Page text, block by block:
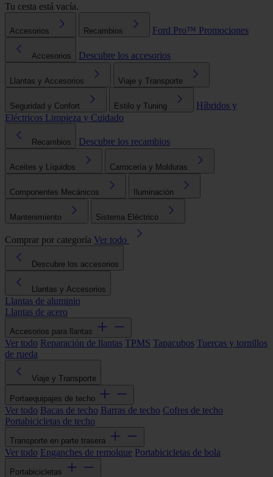
Tu cesta está vacía.
Accesorios Recambios Ford Pro™ Promociones
Accesorios Descubre los accesorios
Llantas y Accesorios Viaje y Transporte
Seguridad y Confort Estilo y Tuning
Híbridos y
Eléctricos Limpieza y Cuidado
Recambios Descubre los recambios
Aceites y Líquidos Carrocería y Molduras
Componentes Mecánicos Iluminación
Mantenimiento Sistema Eléctrico
Comprar por categoría Ver todo
Descubre los accesorios
Llantas y Accesorios
Llantas de aluminio
Llantas de acero
Accesorios para llantas
Ver todo Reparación de llantas TPMS Tapacubos Tuercas y tornillos
de rueda
Viaje y Transporte
Portaequipajes de techo
Ver todo Bacas de techo Barras de techo Cofres de techo
Portabicicletas de techo
Transporte en parte trasera
Ver todo Enganches de remolque Portabicicletas de bola
Portabicicletas